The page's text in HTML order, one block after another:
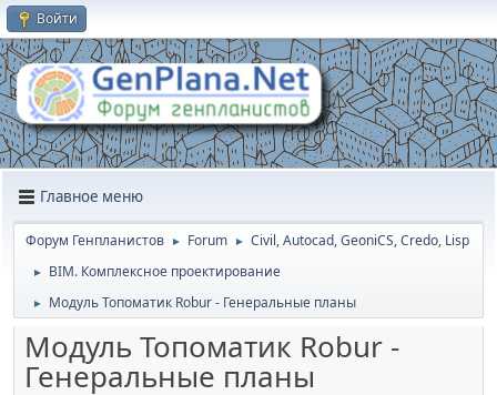
Войти
Главное меню
Форум Генпланистов ► Forum ► Civil, Autocad, GeoniCS, Credo, Lisp
► BIM. Комплексное проектирование
► Модуль Топоматик Robur - Генеральные планы
Модуль Топоматик Robur -
Генеральные планы